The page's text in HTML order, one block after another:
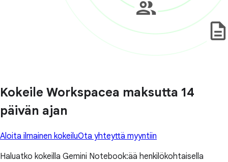
Kokeile Workspacea maksutta 14
päivän ajan
Aloita ilmainen kokeiluOta yhteyttä myyntiin
Haluatko kokeilla Gemini Notebook:ää henkilökohtaisella